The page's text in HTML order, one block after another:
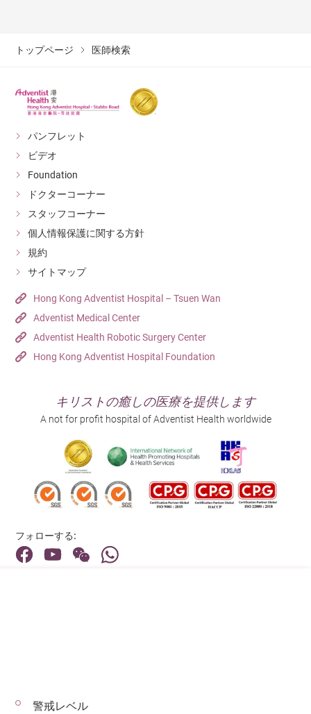
トップページ 医師検索
パンフレット
ビデオ
Foundation
ドクターコーナー
スタッフコーナー
個人情報保護に関する方針
規約
サイトマップ
Hong Kong Adventist Hospital – Tsuen Wan
Adventist Medical Center
Adventist Health Robotic Surgery Center
Hong Kong Adventist Hospital Foundation
キリストの癒しの医療を提供します
A not for profit hospital of Adventist Health worldwide
フォローする:
警戒レベル